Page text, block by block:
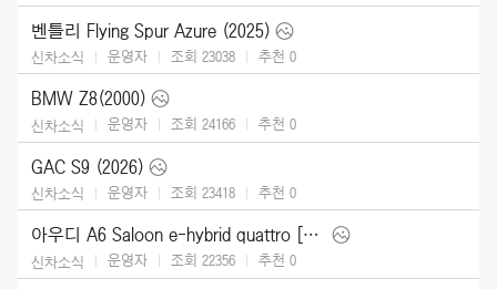
벤틀리 Flying Spur Azure (2025)
신차소식 운영자 조회 23038 추천 0
BMW Z8(2000)
신차소식 운영자 조회 24166 추천 0
GAC S9 (2026)
신차소식 운영자 조회 23418 추천 0
아우디 A6 Saloon e-hybrid quattro [UK] (2026)
신차소식 운영자 조회 22356 추천 0